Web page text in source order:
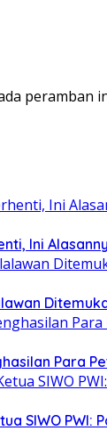
Ini
Para
SIWO PWI: